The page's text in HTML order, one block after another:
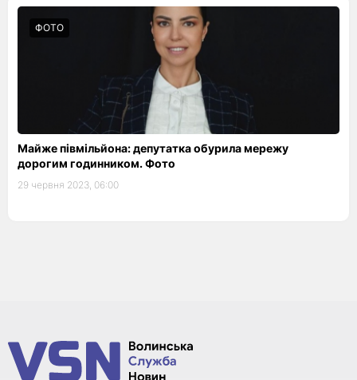
ФОТО
Майже півмільйона: депутатка обурила мережу
дорогим годинником. Фото
29 червня 2023, 06:00